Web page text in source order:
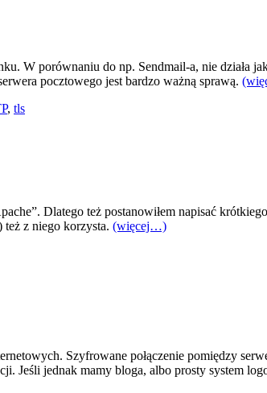
W porównaniu do np. Sendmail-a, nie działa
pocztowego jest bardzo ważną sprawą.
, tls
Dlatego też postanowiłem napisać
z niego korzysta. (więcej…)
Szyfrowane połączenie pomiędzy
Jeśli jednak mamy bloga, albo prosty system